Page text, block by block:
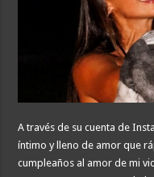
A través de su cuenta de
íntimo y lleno de amor que
cumpleaños al amor de mi